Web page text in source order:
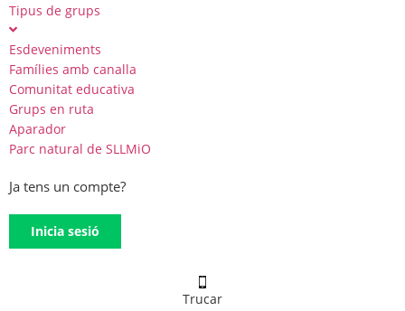
Tipus de grups
Esdeveniments
Famílies amb canalla
Comunitat educativa
Grups en ruta
Aparador
Parc natural de SLLMiO
Ja tens un compte?
Inicia sesió
Trucar